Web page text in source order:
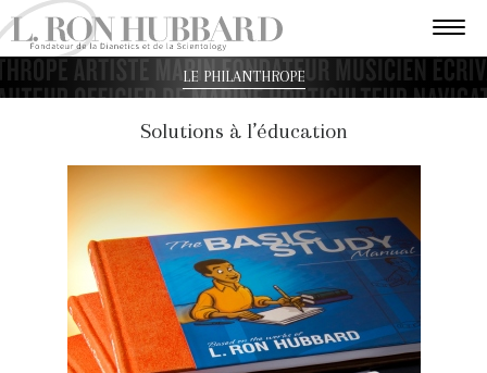
LE PHILANTHROPE
Solutions à l’éducation